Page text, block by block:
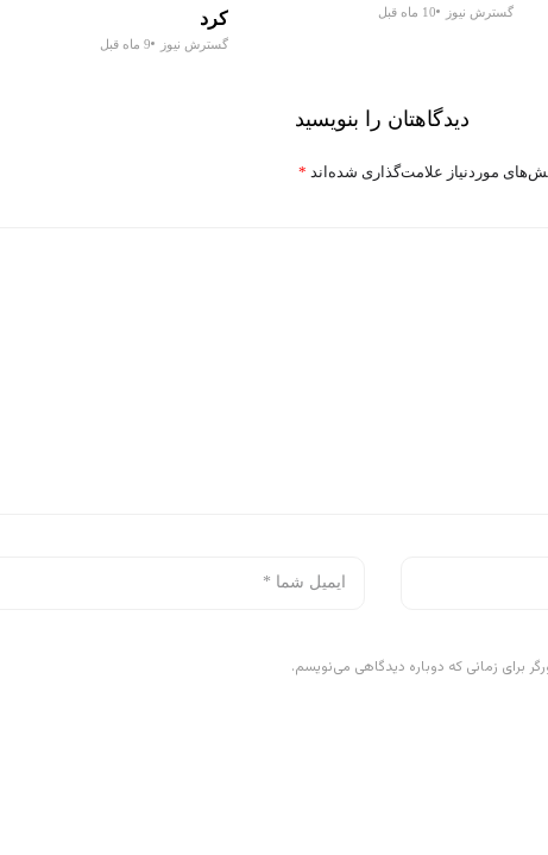
گسترش نیوز 10 ماه قبل
کرد
گسترش نیوز 9 ماه قبل
دیدگاهتان را بنویسید
موردنیاز علامت‌گذاری شده‌اند *
برای زمانی که دوباره دیدگاهی می‌نویسم.